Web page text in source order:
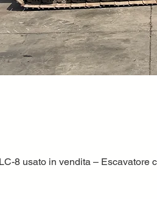
8 usato in vendita – Escavatore